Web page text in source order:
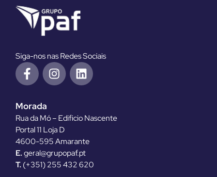
Siga-nos nas Redes Sociais
Morada
Rua da Mó – Edificio Nascente
Portal 11 Loja D
4600-595 Amarante
E.geral@grupopaf.pt
T. (+351) 255 432 620